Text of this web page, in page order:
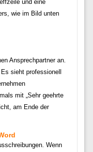
und eine
wie im Bild unten
Ansprechpartner an.
Es sieht professionell
mit „Sehr geehrte
am Ende der
Wenn